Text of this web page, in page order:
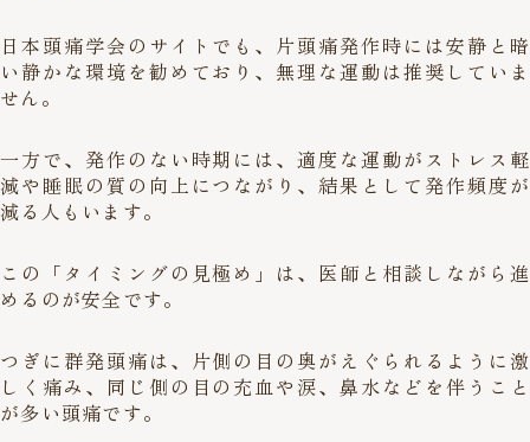
日本頭痛学会のサイト でも、片頭痛発作時には安静と暗
い静かな環境を勧めており、無理な運動は推奨していま
せん。
一方で、発作のない時期には、適度な運動がストレス軽
減や睡眠の質の向上につながり、結果として発作頻度が
減る人もいます。
この「タイミングの見極め」は、医師と相談しながら進
めるのが安全です。
つぎに群発頭痛は、片側の目の奥がえぐられるように激
しく痛み、同じ側の目の充血や涙、鼻水などを伴うこと
が多い頭痛です。